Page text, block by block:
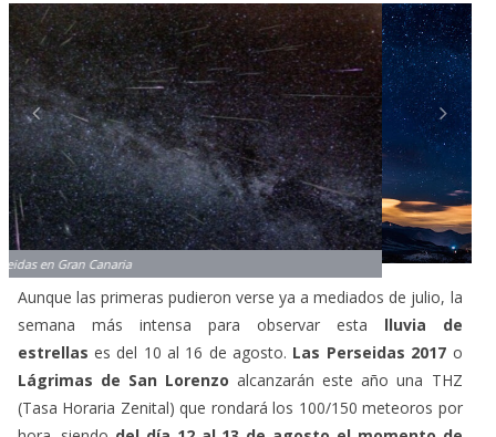
Previous Next
Aunque las primeras pudieron verse ya a mediados de julio, la
semana más intensa para observar esta
lluvia de
es del 10 al 16 de agosto.
alcanzarán este año una THZ
(Tasa Horaria Zenital) que rondará los 100/150 meteoros por
hora, siendo
del día 12 al 13 de agosto el momento de